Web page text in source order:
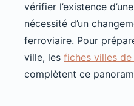
vérifier l’existence
nécessité d’un
ferroviaire. Pour
ville, les fiches villes
complètent ce